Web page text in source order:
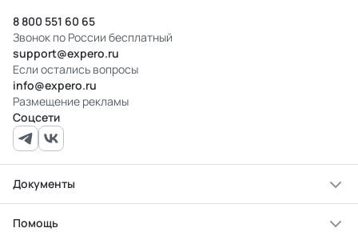
8 800 551 60 65
Звонок по России бесплатный
support@expero.ru
Если остались вопросы
info@expero.ru
Размещение рекламы
Соцсети
Документы
Помощь